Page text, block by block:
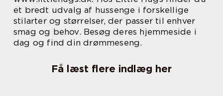
et bredt udvalg af hussenge i forskellige
stilarter og størrelser, der passer til enhver
smag og behov. Besøg deres hjemmeside i
dag og find din drømmeseng.
Få læst flere indlæg her